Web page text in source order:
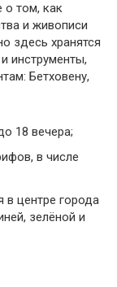
о том, как
и живописи
здесь хранятся
инструменты,
Бетховену,
18 вечера;
в числе
в центре города
зелёной и